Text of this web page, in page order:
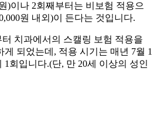
)이나 2회째부터는 비보험 적용으
원 내외)이 든다는 것입니다.
터 치과에서의 스캘링 보험 적용을
게 되었는데, 적용 시기는 매년 7월 1
회입니다.(단, 만 20세 이상의 성인